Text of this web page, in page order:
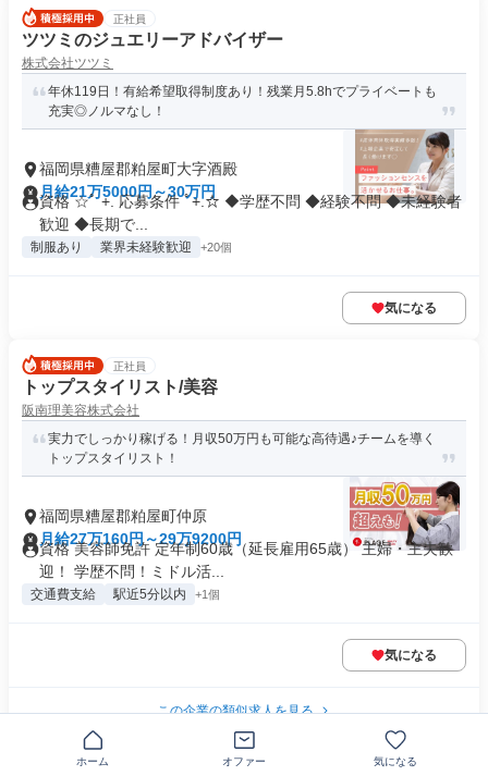
正社員
ツツミのジュエリーアドバイザー
株式会社ツツミ
年休119日！有給希望取得制度あり！残業月5.8hでプライベートも
充実◎ノルマなし！
福岡県糟屋郡粕屋町大字酒殿
月給21万5000円～30万円
資格 ☆ﾟ +. 応募条件 ﾟ+.☆ ◆学歴不問 ◆経験不問 ◆未経験者
歓迎 ◆長期で...
制服あり 業界未経験歓迎 +20個
気になる
正社員
トップスタイリスト/美容
阪南理美容株式会社
実力でしっかり稼げる！月収50万円も可能な高待遇♪チームを導く
トップスタイリスト！
福岡県糟屋郡粕屋町仲原
月給27万160円～29万9200円
資格 美容師免許 定年制60歳（延長雇用65歳） 主婦・主夫歓
迎！ 学歴不問！ミドル活...
交通費支給 駅近5分以内 +1個
気になる
この企業の類似求人を見る
ホーム オファー 気になる